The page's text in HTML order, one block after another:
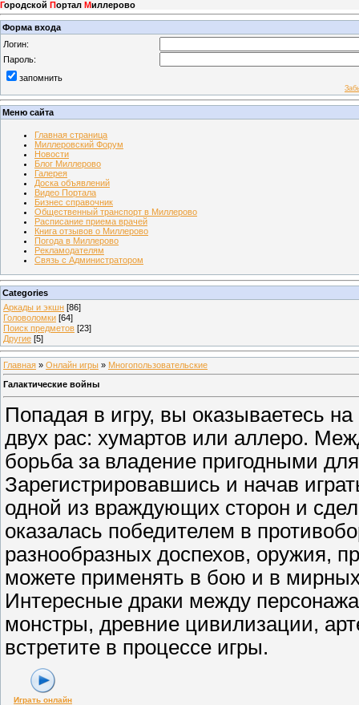
Городской Портал Миллерово
Форма входа
Логин:
Пароль:
запомнить
Меню сайта
Главная страница
Миллеровский Форум
Новости
Блог Миллерово
Галерея
Доска объявлений
Видео Портала
Бизнес справочник
Общественный транспорт в Миллерово
Расписание приема врачей
Книга отзывов о Миллерово
Погода в Миллерово
Рекламодателям
Связь с Администратором
Categories
Аркады и экшн [86]
Головоломки [64]
Поиск предметов [23]
Другие [5]
Главная » Онлайн игры » Многопользовательские
Галактические войны
Попадая в игру, вы оказываетесь
двух рас: хумартов или аллеро.
борьба за владение пригодными
Зарегистрировавшись и начав
одной из враждующих сторон и
оказалась победителем в
разнообразных доспехов, оружия,
можете применять в бою и в
Интересные драки между
монстры, древние цивилизации,
встретите в процессе игры.
Играть онлайн